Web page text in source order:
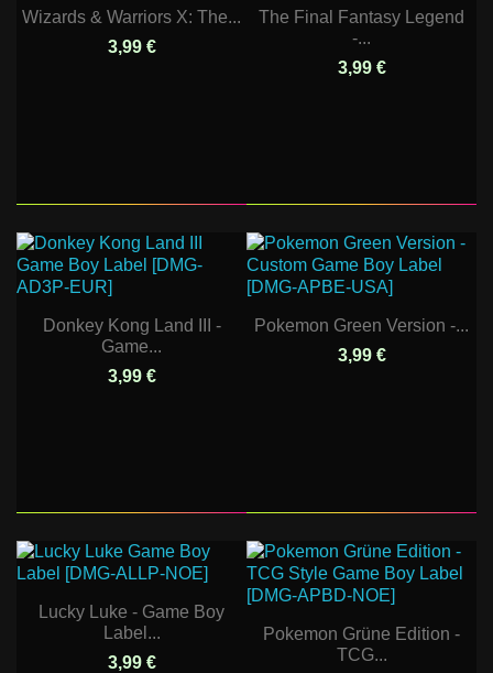
Wizards & Warriors X: The...
3,99 €
The Final Fantasy Legend
-...
3,99 €
Donkey Kong Land III -
Game...
3,99 €
Pokemon Green Version -...
3,99 €
Lucky Luke - Game Boy
Label...
3,99 €
Pokemon Grüne Edition -
TCG...